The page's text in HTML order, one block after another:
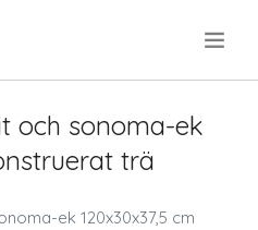
och sonoma-ek
trä
ek 120x30x37,5 cm